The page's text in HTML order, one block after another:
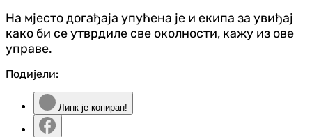
На мјесто догађаја упућена је и екипа за увиђај
како би се утврдиле све околности, кажу из ове
управе.
Подијели:
Линк је копиран!